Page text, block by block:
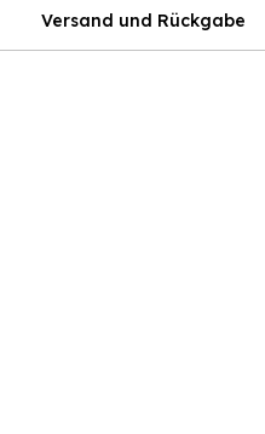
Versand und Rückgabe